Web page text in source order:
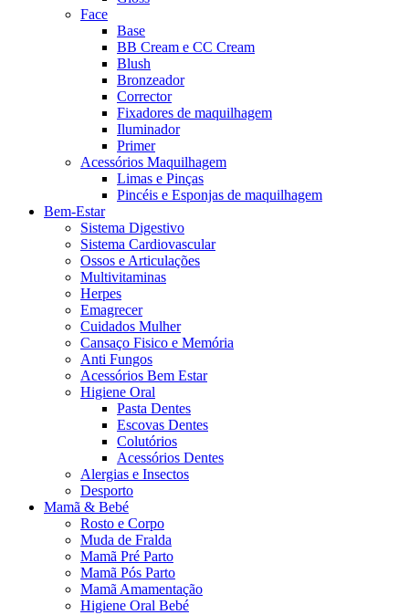
Face
Base
BB Cream e CC Cream
Blush
Bronzeador
Corrector
Fixadores de maquilhagem
Iluminador
Primer
Acessórios Maquilhagem
Limas e Pinças
Pincéis e Esponjas de maquilhagem
Bem-Estar
Sistema Digestivo
Sistema Cardiovascular
Ossos e Articulações
Multivitaminas
Herpes
Emagrecer
Cuidados Mulher
Cansaço Fisico e Memória
Anti Fungos
Acessórios Bem Estar
Higiene Oral
Pasta Dentes
Escovas Dentes
Colutórios
Acessórios Dentes
Alergias e Insectos
Desporto
Mamã & Bebé
Rosto e Corpo
Muda de Fralda
Mamã Pré Parto
Mamã Pós Parto
Mamã Amamentação
Higiene Oral Bebé